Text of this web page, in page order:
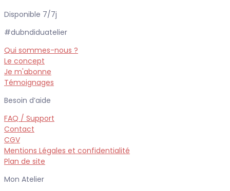
Disponible 7/7j
#dubndiduatelier
Qui sommes-nous ?
Le concept
Je m'abonne
Témoignages
Besoin d’aide
FAQ / Support
Contact
CGV
Mentions Légales et confidentialité
Plan de site
Mon Atelier